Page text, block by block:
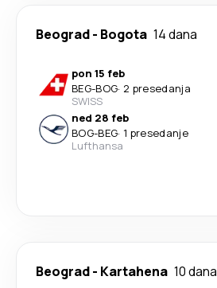
Beograd- Bogota 14 dana
pon 15 feb
BEG-BOG· 2 presedanja
SWISS
ned 28 feb
BOG-BEG· 1 presedanje
Lufthansa
Beograd- Kartahena 10 dana